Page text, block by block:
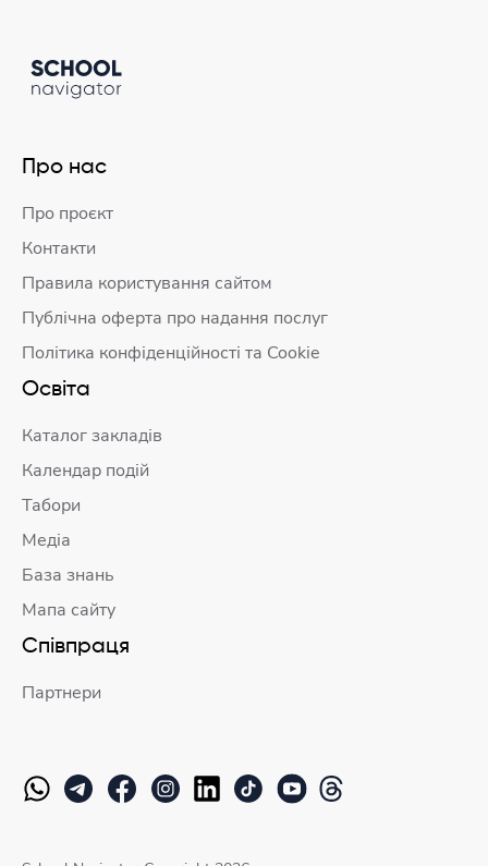
Про нас
Про проєкт
Контакти
Правила користування сайтом
Публічна оферта про надання послуг
Політика конфіденційності та Cookie
Освіта
Каталог закладів
Календар подій
Табори
Медіа
База знань
Мапа сайту
Співпраця
Партнери